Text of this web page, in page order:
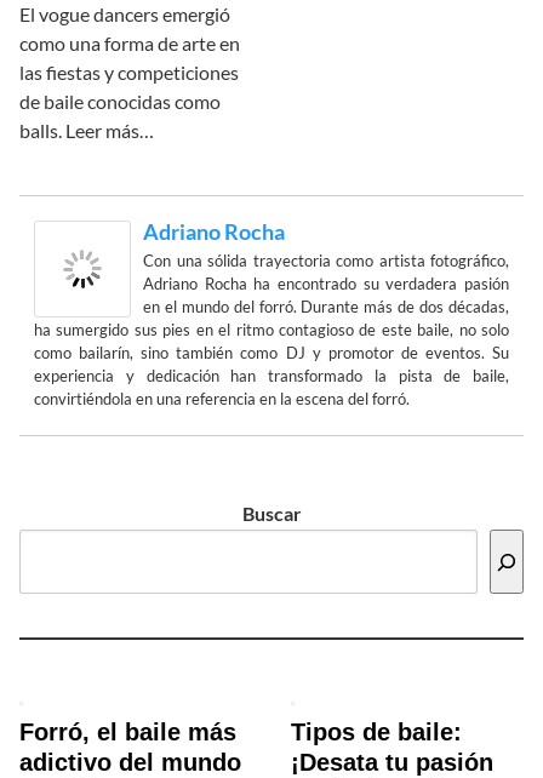
El vogue dancers emergió
como una forma de arte en
las fiestas y competiciones
de baile conocidas como
balls. Leer más…
Adriano Rocha
Con una sólida trayectoria como artista fotográfico,
Adriano Rocha ha encontrado su verdadera pasión
en el mundo del forró. Durante más de dos décadas,
ha sumergido sus pies en el ritmo contagioso de este baile, no solo
como bailarín, sino también como DJ y promotor de eventos. Su
experiencia y dedicación han transformado la pista de baile,
convirtiéndola en una referencia en la escena del forró.
Buscar
Forró, el baile más
adictivo del mundo
Tipos de baile:
¡Desata tu pasión